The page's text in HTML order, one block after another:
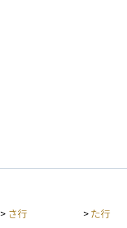
> さ行 > た行